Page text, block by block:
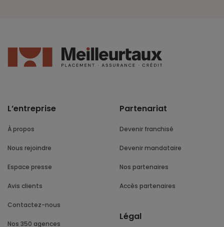
L’entreprise
À propos
Nous rejoindre
Espace presse
Avis clients
Contactez-nous
Nos 350 agences
Partenariat
Devenir franchisé
Devenir mandataire
Nos partenaires
Accès partenaires
Légal